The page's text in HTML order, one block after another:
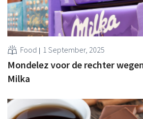
Food 1 September, 2025
Mondelez voor de rechter
Milka